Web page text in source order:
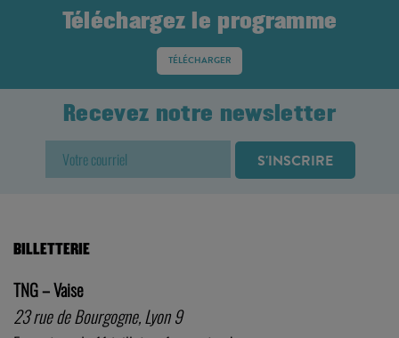
Téléchargez le programme
TÉLÉCHARGER
Recevez notre newsletter
BILLETTERIE
TNG – Vaise
23 rue de Bourgogne, Lyon 9